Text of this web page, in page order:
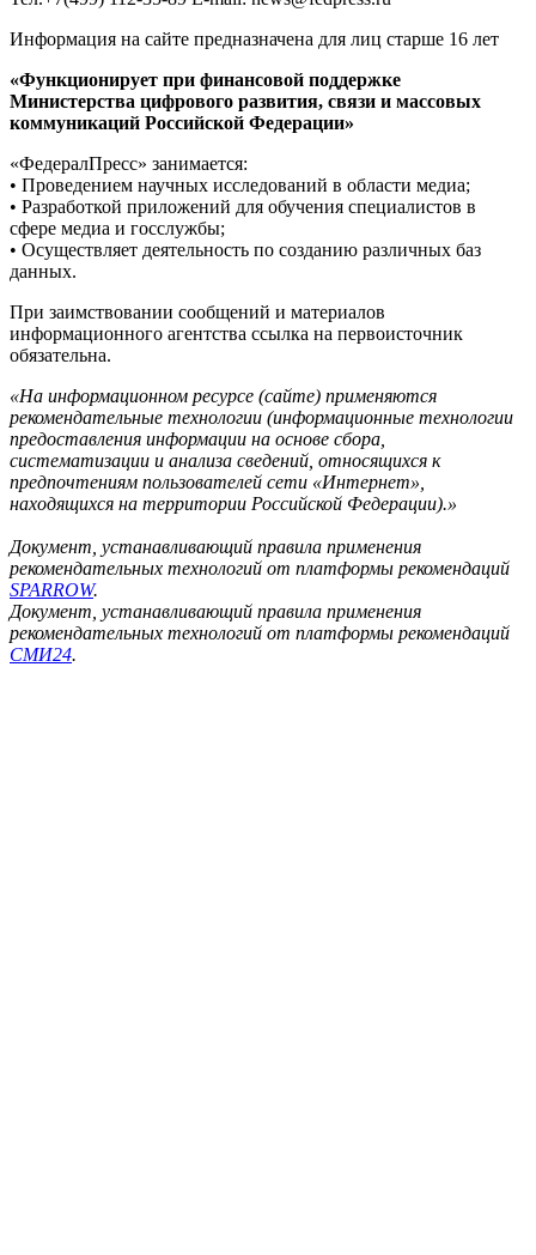
Информация на сайте предназначена для лиц старше 16 лет
«Функционирует при финансовой поддержке
Министерства цифрового развития, связи и массовых
коммуникаций Российской Федерации»
«ФедералПресс» занимается:
• Проведением научных исследований в области медиа;
• Разработкой приложений для обучения специалистов в
сфере медиа и госслужбы;
• Осуществляет деятельность по созданию различных баз
данных.
При заимствовании сообщений и материалов
информационного агентства ссылка на первоисточник
обязательна.
«На информационном ресурсе (сайте) применяются
рекомендательные технологии (информационные технологии
предоставления информации на основе сбора,
систематизации и анализа сведений, относящихся к
предпочтениям пользователей сети «Интернет»,
находящихся на территории Российской Федерации).»
Документ, устанавливающий правила применения
рекомендательных технологий от платформы рекомендаций
SPARROW.
Документ, устанавливающий правила применения
рекомендательных технологий от платформы рекомендаций
СМИ24.